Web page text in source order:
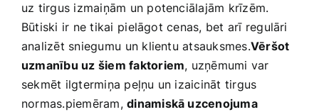
uz tirgus izmaiņām un potenciālajām krīzēm.
Būtiski ir ne tikai ⁢pielāgot cenas, bet arī regulāri
analizēt sniegumu ⁣un klientu atsauksmes.Vēršot
uzmanību uz šiem faktoriem, uzņēmumi var
sekmēt ilgtermiņa peļņu ‍un izaicināt tirgus
normas.piemēram,dinamiskā uzcenojuma